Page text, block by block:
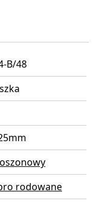
B/48
rodowane